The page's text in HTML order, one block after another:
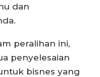
dan
peralihan ini,
penyelesaian
bisnes yang